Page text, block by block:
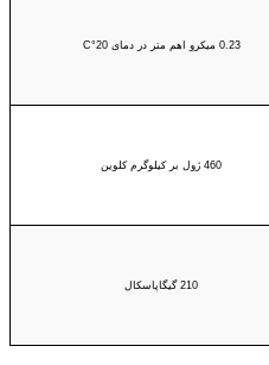
0.23 میکرو اهم متر در دمای 20°C
460 ژول بر کیلوگرم کلوین
210 گیگاپاسکال